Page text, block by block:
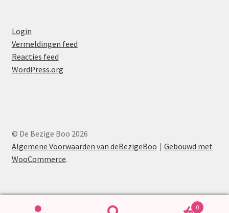
Login
Vermeldingen feed
Reacties feed
WordPress.org
© De Bezige Boo 2026
Algemene Voorwaarden van deBezigeBoo
Gebouwd met
WooCommerce.
0